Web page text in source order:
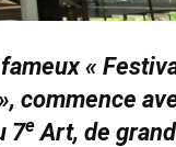
«
commence
7e Art, de